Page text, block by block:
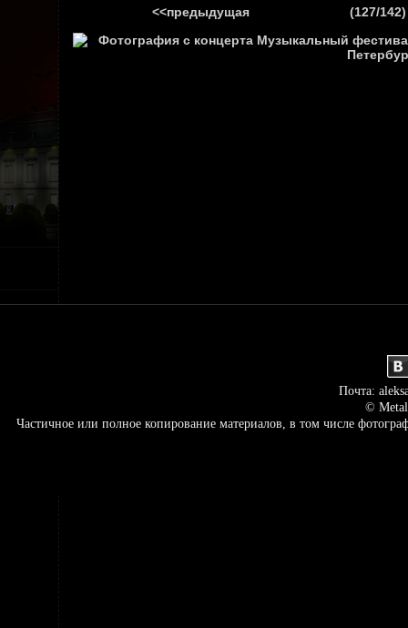
<<предыдущая (127/142)
Почта:
©
Частичное или полное копирование материалов, в том числе